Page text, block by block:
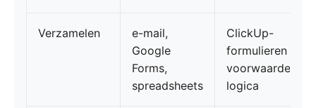
Verzamelen
e-mail,
Google
Forms,
spreadsheets
ClickUp-
formulieren met
voorwaardelijke
logica